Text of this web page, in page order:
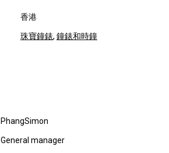
香港
珠寶鐘錶, 鐘錶和時鐘
PhangSimon
General manager